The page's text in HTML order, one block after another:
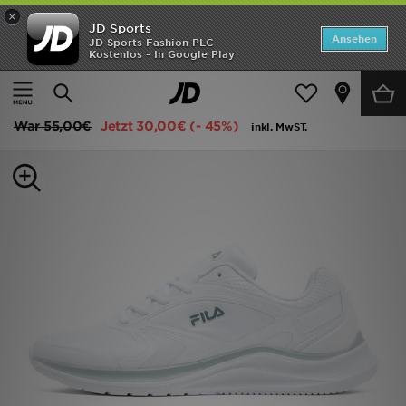
×
JD Sports
JD Sports Fashion PLC
Kostenlos - In Google Play
Ansehen
Startseite
Herren Herrenschuhe Sneakers
Fila Trexler 5
War55,00€ Jetzt 30,00€ (- 45%) inkl. MwST.
Startseite
ANGEBOTE
Herren
JD Exklusives